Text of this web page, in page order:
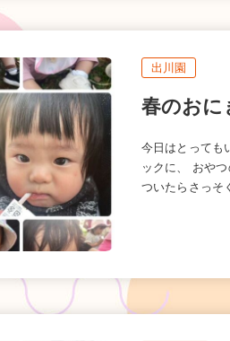
出川園
春のおに
今日はとっても
ックに、 おや
ついたらさっ